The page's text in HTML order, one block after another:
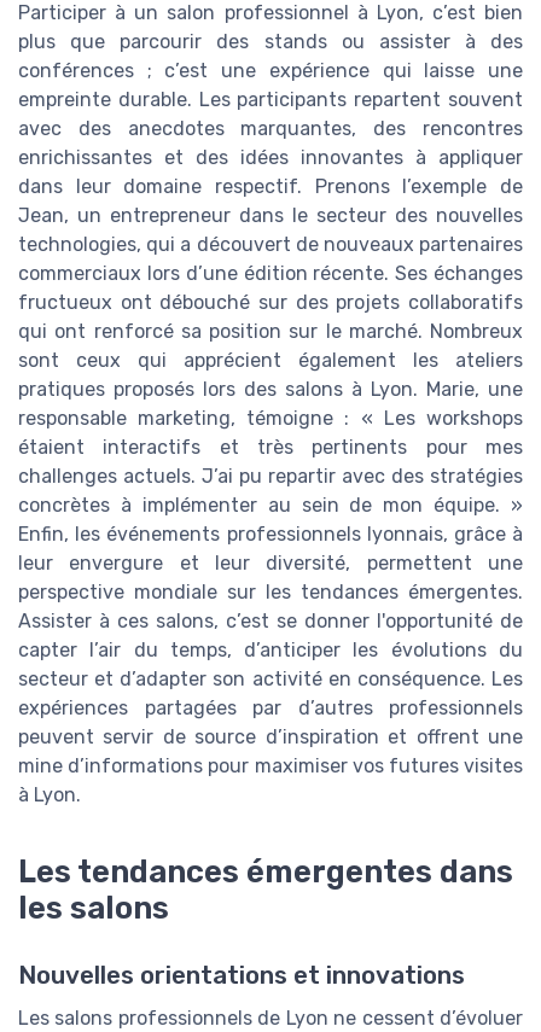
Participer à un salon professionnel à Lyon, c’est bien
plus que parcourir des stands ou assister à des
conférences ; c’est une expérience qui laisse une
empreinte durable. Les participants repartent souvent
avec des anecdotes marquantes, des rencontres
enrichissantes et des idées innovantes à appliquer
dans leur domaine respectif. Prenons l’exemple de
Jean, un entrepreneur dans le secteur des nouvelles
technologies, qui a découvert de nouveaux partenaires
commerciaux lors d’une édition récente. Ses échanges
fructueux ont débouché sur des projets collaboratifs
qui ont renforcé sa position sur le marché. Nombreux
sont ceux qui apprécient également les ateliers
pratiques proposés lors des salons à Lyon. Marie, une
responsable marketing, témoigne : « Les workshops
étaient interactifs et très pertinents pour mes
challenges actuels. J’ai pu repartir avec des stratégies
concrètes à implémenter au sein de mon équipe. »
Enfin, les événements professionnels lyonnais, grâce à
leur envergure et leur diversité, permettent une
perspective mondiale sur les tendances émergentes.
Assister à ces salons, c’est se donner l'opportunité de
capter l’air du temps, d’anticiper les évolutions du
secteur et d’adapter son activité en conséquence. Les
expériences partagées par d’autres professionnels
peuvent servir de source d’inspiration et offrent une
mine d’informations pour maximiser vos futures visites
à Lyon.
Les tendances émergentes dans
les salons
Nouvelles orientations et innovations
Les salons professionnels de Lyon ne cessent d’évoluer